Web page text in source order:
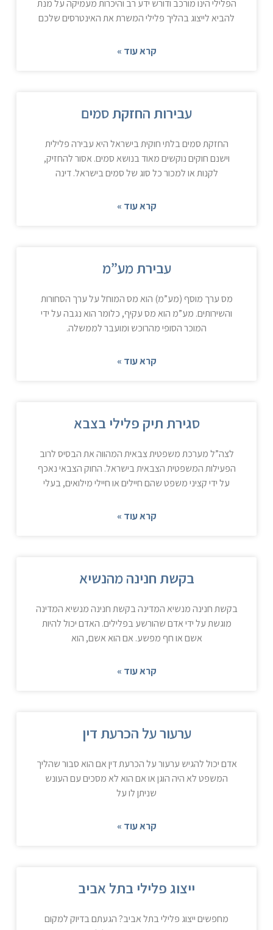
הפלילי הינו מורכב ודורש ידע רב והיכרות מעמיקה על מנת
להביא לייצוג בהליך פלילי המשרת את האינטרסים שלכם
קרא עוד »
עבירות החזקת סמים
החזקת סמים בלתי חוקית בישראל היא עבירה פלילית
וישנם חוקים נוקשים מאוד בנושא סמים. אסור להחזיק,
לקנות או למכור כל סוג של סמים בישראל. דינה
קרא עוד »
עבירת מע”מ
מס ערך מוסף (מע”מ) הוא מס המוחל על ערך הסחורות
והשירותים. מע”מ הוא מס עקיף, כלומר הוא נגבה על ידי
המוכר הסופי מהרוכש ומועבר לממשלה.
קרא עוד »
סגירת תיק פלילי בצבא
לצה”ל מערכת משפטית צבאית המהווה את הבסיס לרוב
הפעילות המשפטית הצבאית בישראל. החוק הצבאי נאכף
על ידי קציני משפט שהם חיילים או חיילי מילואים, בעלי
קרא עוד »
בקשת חנינה מהנשיא
בקשת חנינה מנשיא המדינה בקשת חנינה מנשיא המדינה
מוגשת על ידי אדם שהורשע בפלילים. האדם יכול להיות
אשם או חף מפשע. אם הוא אשם, הוא
קרא עוד »
ערעור על הכרעת דין
אדם יכול להגיש ערעור על הכרעת דין אם הוא סבור שהליך
המשפט לא היה הוגן או אם הוא לא מסכים עם העונש
שניתן לו על
קרא עוד »
ייצוג פלילי בתל אביב
מחפשים ייצוג פלילי בתל אביב? הגעתם בדיוק למקום